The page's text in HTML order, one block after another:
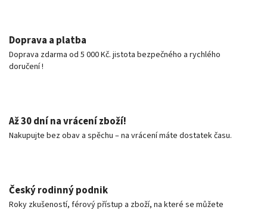
Doprava a platba
Doprava zdarma od 5 000 Kč. jistota bezpečného a rychlého
doručení !
Až 30 dní na vrácení zboží!
Nakupujte bez obav a spěchu – na vrácení máte dostatek času.
Český rodinný podnik
Roky zkušeností, férový přístup a zboží, na které se můžete